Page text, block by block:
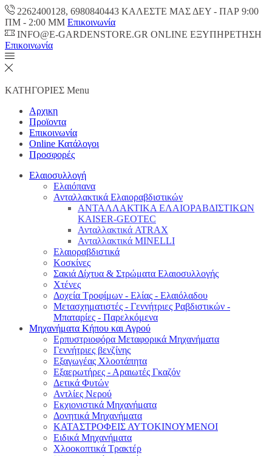
2262400128, 6980840443 ΚΑΛΕΣΤΕ ΜΑΣ ΔΕΥ - ΠΑΡ 9:00
ΠM - 2:00 ΜΜ Επικοινωνία
INFO@E-GARDENSTORE.GR ONLINE ΕΞΥΠΗΡΕΤΗΣH
Επικοινωνία
ΚΑΤΗΓΟΡΙΕΣ Menu
Αρχικη
Προϊοντα
Επικοινωνία
Online Κατάλογοι
Προσφορές
Ελαιοσυλλογή
Ελαιόπανα
Ανταλλακτικά Ελαιοραβδιστικών
ΑΝΤΑΛΛΑΚΤΙΚΑ ΕΛΑΙΟΡΑΒΔΙΣΤΙΚΩΝ
KAISER-GEOTEC
Ανταλλακτικά ATRAX
Ανταλλακτικά MINELLI
Ελαιοραβδιστικά
Κοσκίνες
Σακιά Δίχτυα & Στρώματα Ελαιοσυλλογής
Χτένες
Δοχεία Τροφίμων - Ελίας - Ελαιόλαδου
Μετασχηματιστές - Γεννήτριες Ραβδιστικών -
Μπαταρίες - Παρελκόμενα
Μηχανήματα Κήπου και Αγρού
Eρπυστριοφόρα Μεταφορικά Μηχανήματα
Γεννήτριες βενζίνης
Εξαγωγέας Χλοοτάπητα
Εξαερωτήρες - Αραιωτές Γκαζόν
Δετικά Φυτών
Αντλίες Νερού
Εκχιονιστικά Μηχανήματα
Δονητικά Μηχανήματα
ΚΑΤΑΣΤΡΟΦΕΙΣ ΑΥΤΟΚΙΝΟΥΜΕΝΟΙ
Ειδικά Μηχανήματα
Χλοοκοπτικά Τρακτέρ